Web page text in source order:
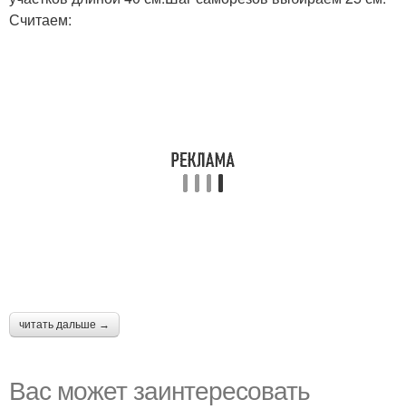
Считаем:
читать дальше →
Вас может заинтересовать